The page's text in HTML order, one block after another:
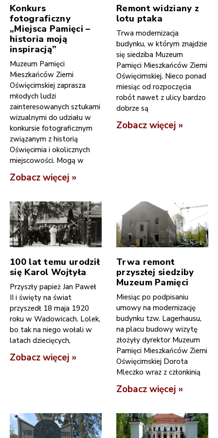
Konkurs
fotograficzny
„Miejsca Pamięci –
historia moją
inspiracją”
Muzeum Pamięci
Mieszkańców Ziemi
Oświęcimskiej zaprasza
młodych ludzi
zainteresowanych sztukami
wizualnymi do udziału w
konkursie fotograficznym
związanym z historią
Oświęcimia i okolicznych
miejscowości. Mogą w
Zobacz więcej »
Remont widziany z
lotu ptaka
Trwa modernizacja
budynku, w którym znajdzie
się siedziba Muzeum
Pamięci Mieszkańców Ziemi
Oświęcimskiej. Nieco ponad
miesiąc od rozpoczęcia
robót nawet z ulicy bardzo
dobrze są
Zobacz więcej »
100 lat temu urodził
się Karol Wojtyła
Przyszły papież Jan Paweł
II i święty na świat
przyszedł 18 maja 1920
roku w Wadowicach. Lolek,
bo tak na niego wołali w
latach dziecięcych,
Zobacz więcej »
Trwa remont
przyszłej siedziby
Muzeum Pamięci
Miesiąc po podpisaniu
umowy na modernizację
budynku tzw. Lagerhausu,
na placu budowy wizytę
złożyły dyrektor Muzeum
Pamięci Mieszkańców Ziemi
Oświęcimskiej Dorota
Mleczko wraz z członkinią
Zobacz więcej »